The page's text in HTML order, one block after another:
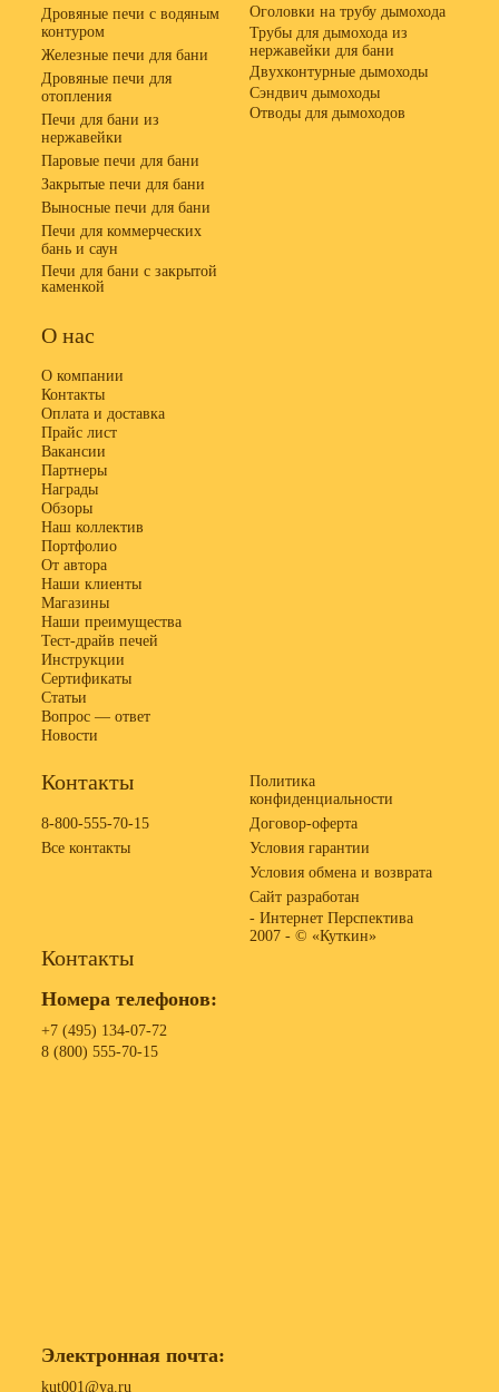
Дровяные печи с водяным
контуром
Железные печи для бани
Дровяные печи для
отопления
Печи для бани из
нержавейки
Паровые печи для бани
Закрытые печи для бани
Выносные печи для бани
Печи для коммерческих
бань и саун
Печи для бани с закрытой
каменкой
Оголовки на трубу дымохода
Трубы для дымохода из
нержавейки для бани
Двухконтурные дымоходы
Сэндвич дымоходы
Отводы для дымоходов
О нас
О компании
Контакты
Оплата и доставка
Прайс лист
Вакансии
Партнеры
Награды
Обзоры
Наш коллектив
Портфолио
От автора
Наши клиенты
Магазины
Наши преимущества
Тест-драйв печей
Инструкции
Сертификаты
Статьи
Вопрос — ответ
Новости
Контакты
8-800-555-70-15
Все контакты
Политика
конфиденциальности
Договор-оферта
Условия гарантии
Условия обмена и возврата
Сайт разработан
- Интернет Перспектива
2007 - © «Куткин»
Контакты
Номера телефонов:
+7 (495) 134-07-72
8 (800) 555-70-15
Электронная почта:
kut001@ya.ru